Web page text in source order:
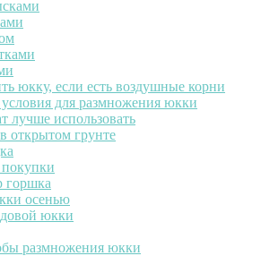
юкку, если есть воздушные корни
для размножения юкки
лучше использовать
открытом грунте
горшка
осенью
юкки
размножения юкки